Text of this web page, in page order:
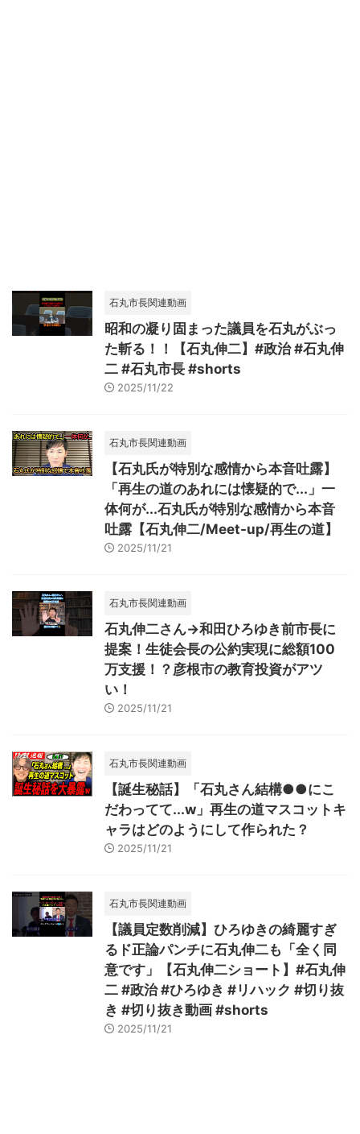
石丸市長関連動画
昭和の凝り固まった議員を石丸がぶっ
た斬る！！【石丸伸二】#政治 #石丸伸
二 #石丸市長 #shorts
2025/11/22
石丸市長関連動画
【石丸氏が特別な感情から本音吐露】
「再生の道のあれには懐疑的で...」一
体何が...石丸氏が特別な感情から本音
吐露【石丸伸二/Meet-up/再生の道】
2025/11/21
石丸市長関連動画
石丸伸二さん→和田ひろゆき前市長に
提案！生徒会長の公約実現に総額100
万支援！？彦根市の教育投資がアツ
い！
2025/11/21
石丸市長関連動画
【誕生秘話】「石丸さん結構●●にこ
だわってて...w」再生の道マスコットキ
ャラはどのようにして作られた？
2025/11/21
石丸市長関連動画
【議員定数削減】ひろゆきの綺麗すぎ
るド正論パンチに石丸伸二も「全く同
意です」【石丸伸二ショート】#石丸伸
二 #政治 #ひろゆき #リハック #切り抜
き #切り抜き動画 #shorts
2025/11/21